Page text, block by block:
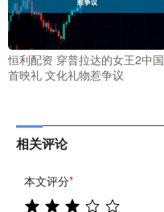
恒利配资 穿普拉达的女王2中国
首映礼 文化礼物惹争议
相关评论
本文评分*